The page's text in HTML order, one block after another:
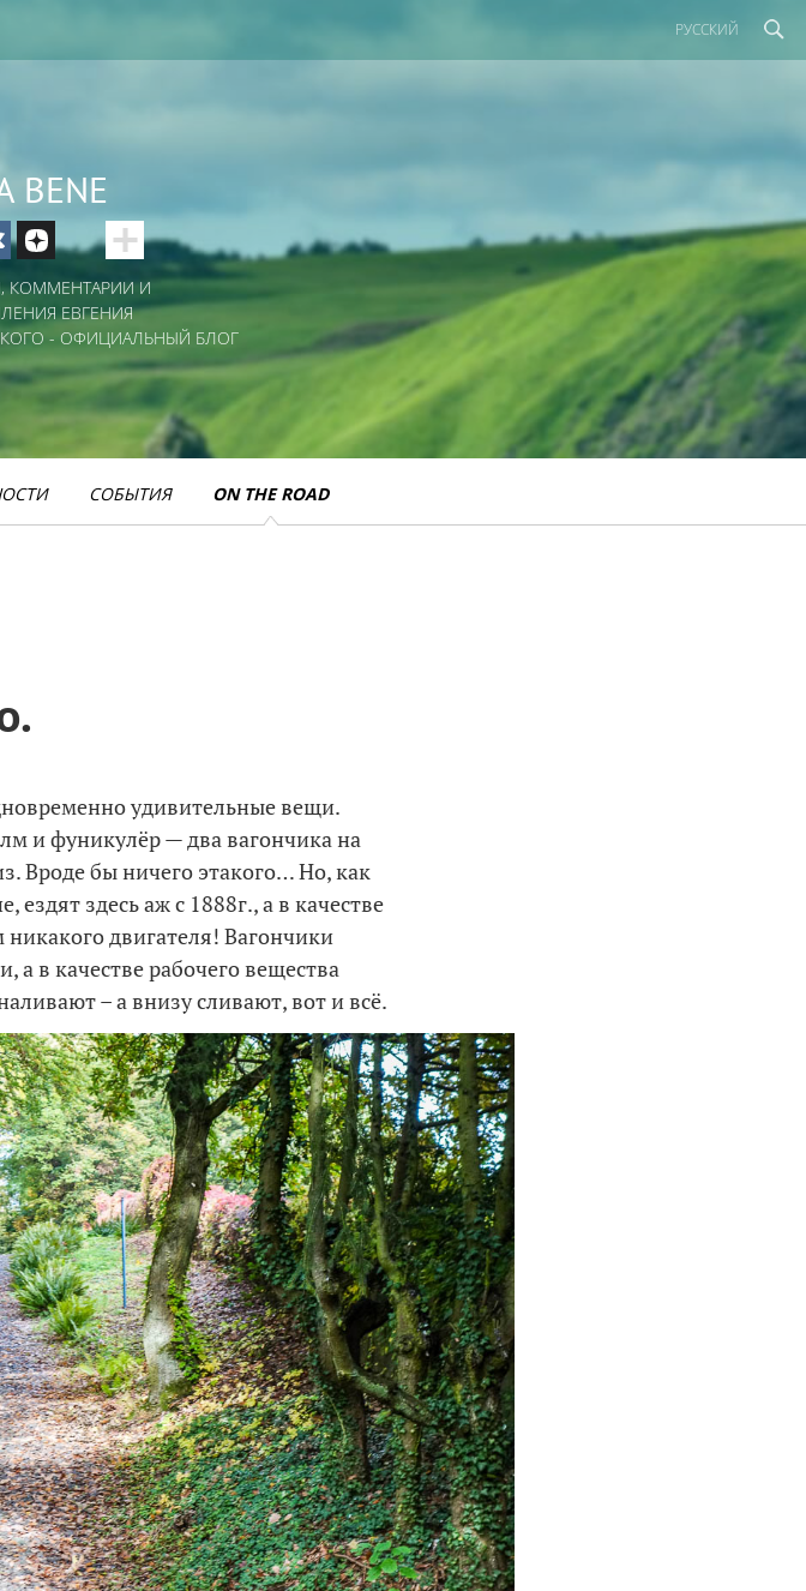
РУССКИЙ
BENE
КОММЕНТАРИИ И
ЕВГЕНИЯ
- ОФИЦИАЛЬНЫЙ БЛОГ
СОБЫТИЯ ON THE ROAD
удивительные вещи.
и фуникулёр — два вагончика на
Вроде бы ничего этакого… Но, как
ездят здесь аж с 1888г., а в качестве
двигателя! Вагончики
а в качестве рабочего вещества
– а внизу сливают, вот и всё.